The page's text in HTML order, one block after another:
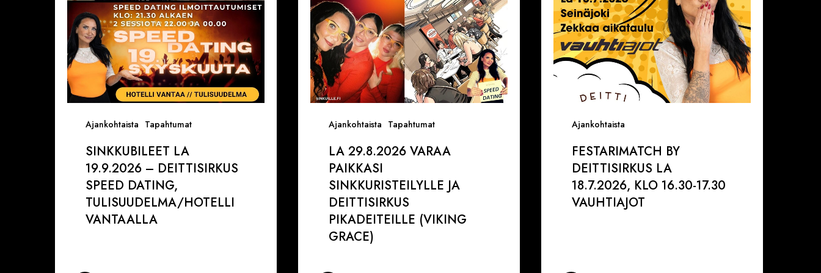
Ajankohtaista Tapahtumat
Dating,
Tulisuudelma/Hotelli
Vantaalla
SINKKUBILEET LA
19.9.2026 – DEITTISIRKUS
SPEED DATING,
TULISUUDELMA/HOTELLI
VANTAALLA
Ajankohtaista Tapahtumat
Deittisirkus
pikadeiteille
(Viking
Grace)
LA 29.8.2026 VARAA
PAIKKASI
SINKKURISTEILYLLE JA
DEITTISIRKUS
PIKADEITEILLE (VIKING
GRACE)
Ajankohtaista
16.30-
17.30
VAUHTIAJOT
FESTARIMATCH BY
DEITTISIRKUS LA
18.7.2026, KLO 16.30-17.30
VAUHTIAJOT